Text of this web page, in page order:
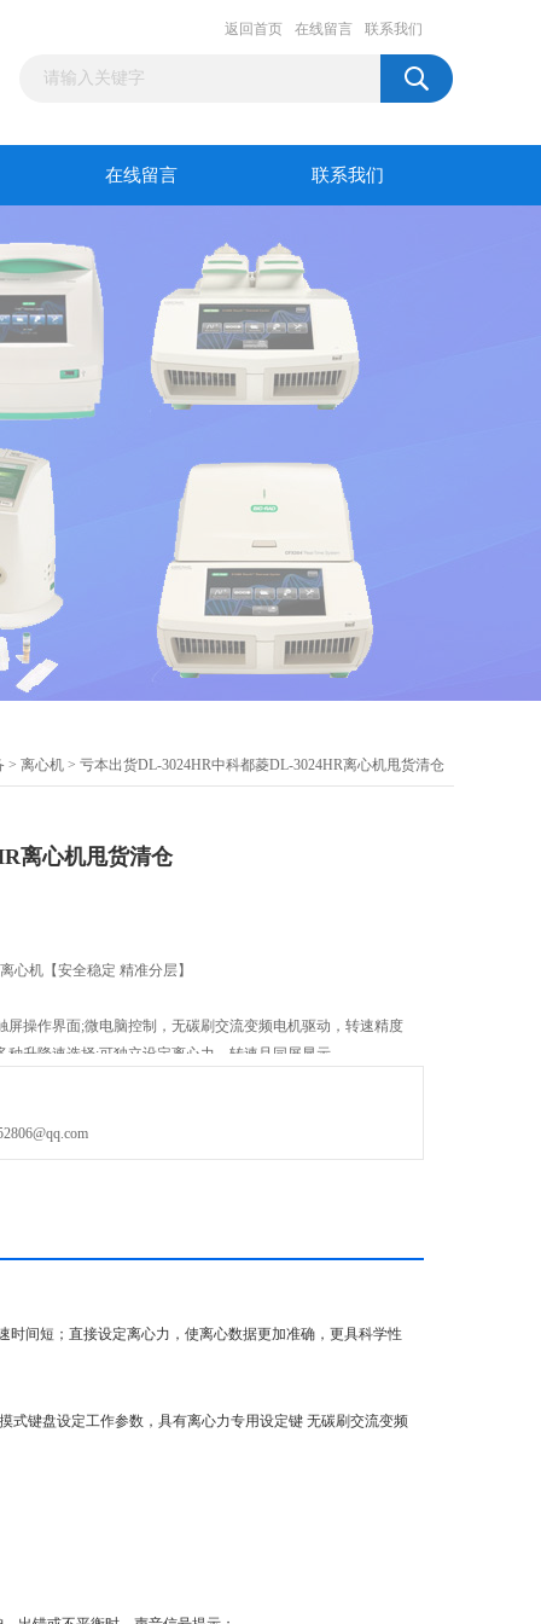
返回首页 在线留言 联系我们
在线留言 联系我们
> 离心机 > 亏本出货DL-3024HR中科都菱DL-3024HR离心机甩货清仓
离心机甩货清仓
心机【安全稳定 精准分层】
屏操作界面;微电脑控制，无碳刷交流变频电机驱动，转速精度
种升降速选择;可独立设定离心力、转速且同屏显示
全、农产品检测
间短；直接设定离心力，使离心数据更加准确，更具科学性
式键盘设定工作参数，具有离心力专用设定键 无碳刷交流变频